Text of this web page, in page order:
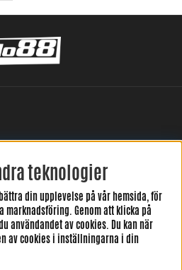
RECENSION HÄR
teknologier
din upplevelse på vår hemsida, för
Genom att klicka på
användandet av cookies. Du kan när
av cookies i inställningarna i din